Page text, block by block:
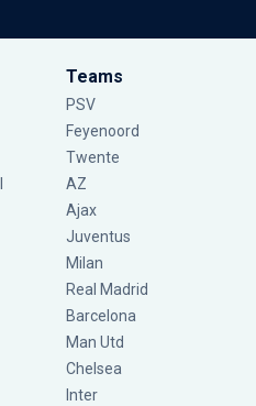
Teams
PSV
Feyenoord
Twente
AZ
Ajax
Juventus
Milan
Real Madrid
Barcelona
Man Utd
Chelsea
Inter